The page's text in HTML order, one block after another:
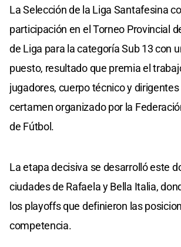
La Selección de la Liga Santafesina
participación en el Torneo Provincial
de Liga para la categoría Sub 13 con
puesto, resultado que premia el
jugadores, cuerpo técnico y
certamen organizado por la
de Fútbol.
La etapa decisiva se desarrolló este
ciudades de Rafaela y Bella Italia,
los playoffs que definieron las
competencia.